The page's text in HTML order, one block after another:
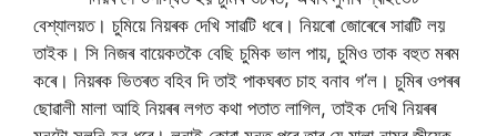
বেশ্যালয়ত। চুমিয়ে নিয়ৰক দেখি সাৱটি ধৰে। নিয়ৰো জোৰেৰে সাৱটি লয়
তাইক। সি নিজৰ বায়েকতকৈ বেছি চুমিক ভাল পায়, চুমিও তাক বহুত মৰম
কৰে। নিয়ৰক ভিতৰত বহিব দি তাই পাকঘৰত চাহ বনাব গ’ল। চুমিৰ ওপৰৰ
ছোৱালী মালা আহি নিয়ৰৰ লগত কথা পতাত লাগিল, তাইক দেখি নিয়ৰৰ